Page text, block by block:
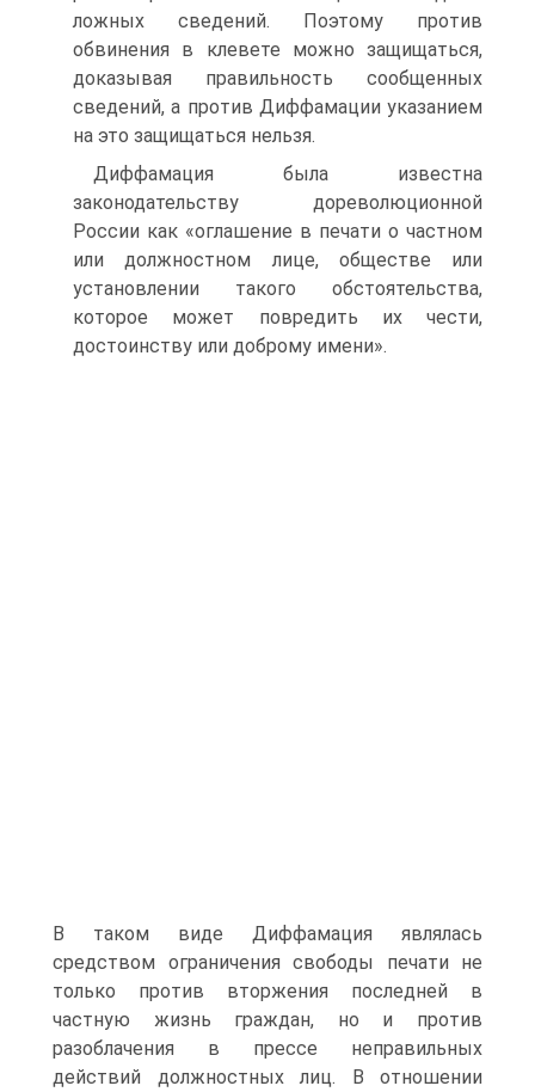
ложных сведений. Поэтому против
обвинения в клевете можно защищаться,
доказывая правильность сообщенных
сведений, а против Диффамации указанием
на это защищаться нельзя.
Диффамация была известна
законодательству дореволюционной
России как «оглашение в печати о частном
или должностном лице, обществе или
установлении такого обстоятельства,
которое может повредить их чести,
достоинству или доброму имени».
В таком виде Диффамация являлась
средством ограничения свободы печати не
только против вторжения последней в
частную жизнь граждан, но и против
разоблачения в прессе неправильных
действий должностных лиц. В отношении